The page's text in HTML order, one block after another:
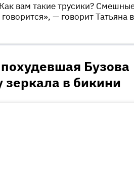
вам такие трусики?
— говорит Татьяна в
Бузова
зеркала в бикини